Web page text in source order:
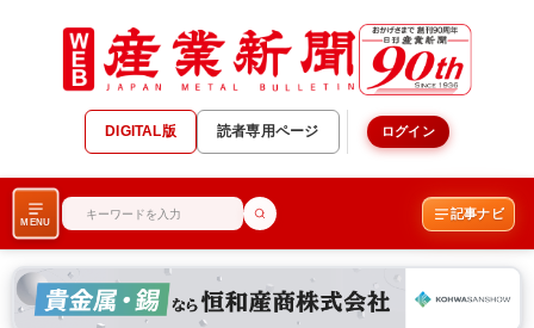
DIGITAL版 読者専用ページ ログイン
MENU
記事ナビ